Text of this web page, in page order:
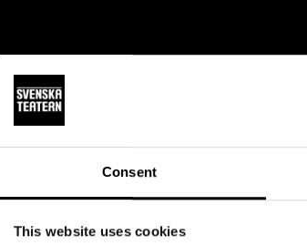
Consent
This website uses cookies